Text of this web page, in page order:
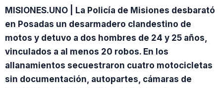
MISIONES.UNO | La Policía de Misiones desbarató
en Posadas un desarmadero clandestino de
motos y detuvo a dos hombres de 24 y 25 años,
vinculados a al menos 20 robos. En los
allanamientos secuestraron cuatro motocicletas
sin documentación, autopartes, cámaras de